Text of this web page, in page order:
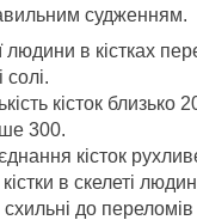
судженням.
людини в кістках
солі.
кісток близько
300.
кісток
в скелеті
до переломів